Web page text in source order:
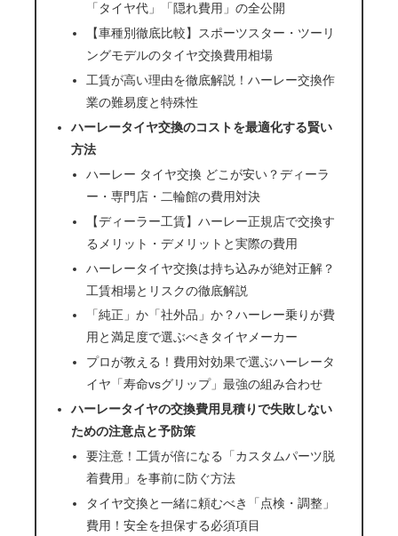
「タイヤ代」「隠れ費用」の全公開
【車種別徹底比較】スポーツスター・ツーリ
ングモデルのタイヤ交換費用相場
工賃が高い理由を徹底解説！ハーレー交換作
業の難易度と特殊性
ハーレータイヤ交換のコストを最適化する賢い
方法
ハーレー タイヤ交換 どこが安い？ディーラ
ー・専門店・二輪館の費用対決
【ディーラー工賃】ハーレー正規店で交換す
るメリット・デメリットと実際の費用
ハーレータイヤ交換は持ち込みが絶対正解？
工賃相場とリスクの徹底解説
「純正」か「社外品」か？ハーレー乗りが費
用と満足度で選ぶべきタイヤメーカー
プロが教える！費用対効果で選ぶハーレータ
イヤ「寿命vsグリップ」最強の組み合わせ
ハーレータイヤの交換費用見積りで失敗しない
ための注意点と予防策
要注意！工賃が倍になる「カスタムパーツ脱
着費用」を事前に防ぐ方法
タイヤ交換と一緒に頼むべき「点検・調整」
費用！安全を担保する必須項目